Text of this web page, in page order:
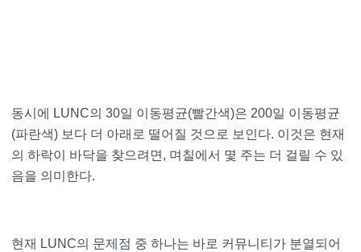
동시에 LUNC의 30일 이동평균(빨간색)은 200일 이동평균
(파란색) 보다 더 아래로 떨어질 것으로 보인다. 이것은 현재
의 하락이 바닥을 찾으려면, 며칠에서 몇 주는 더 걸릴 수 있
음을 의미한다.
현재 LUNC의 문제점 중 하나는 바로 커뮤니티가 분열되어